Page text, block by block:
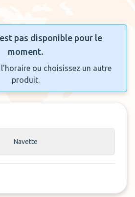
pas disponible pour le
moment.
ou choisissez un autre
produit.
Navette